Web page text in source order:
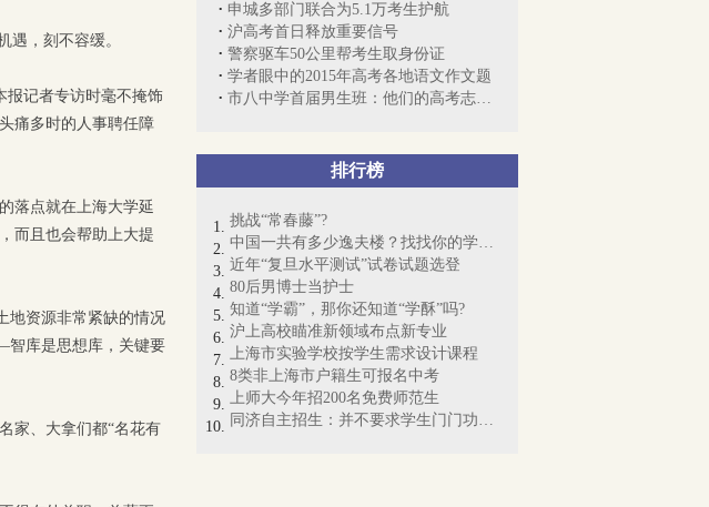
申城多部门联合为5.1万考生护航
沪高考首日释放重要信号
警察驱车50公里帮考生取身份证
学者眼中的2015年高考各地语文作文题
市八中学首届男生班：他们的高考志愿就是...
排行榜
挑战“常春藤”?
中国一共有多少逸夫楼？找找你的学校吧
近年“复旦水平测试”试卷试题选登
80后男博士当护士
知道“学霸”，那你还知道“学酥”吗?
沪上高校瞄准新领域布点新专业
上海市实验学校按学生需求设计课程
8类非上海市户籍生可报名中考
上师大今年招200名免费师范生
同济自主招生：并不要求学生门门功课拿A
遇，刻不容缓。
报记者专访时毫不掩饰
痛多时的人事聘任障
落点就在上海大学延
而且也会帮助上大提
地资源非常紧缺的情况
智库是思想库，关键要
家、大拿们都“名花有